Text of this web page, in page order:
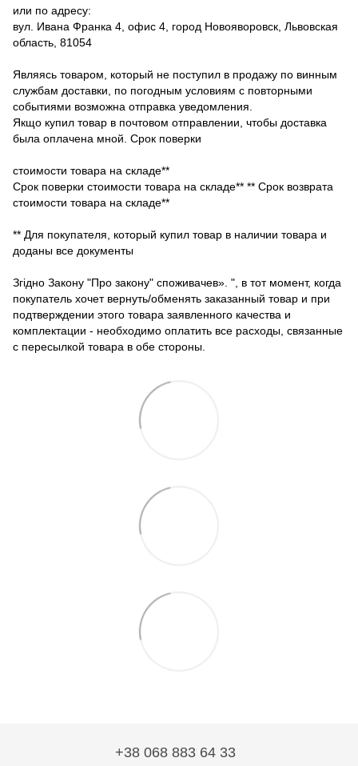
или по адресу:
вул. Ивана Франка 4, офис 4, город Новояворовск, Львовская
область, 81054
Являясь товаром, который не поступил в продажу по винным
службам доставки, по погодным условиям с повторными
событиями возможна отправка уведомления.
Якщо купил товар в почтовом отправлении, чтобы доставка
была оплачена мной. Срок поверки
стоимости товара на складе**
Срок поверки стоимости товара на складе** ** Срок возврата
стоимости товара на складе**
** Для покупателя, который купил товар в наличии товара и
доданы все документы
Згідно Закону "Про закону" споживачев». ", в тот момент, когда
покупатель хочет вернуть/обменять заказанный товар и при
подтверждении этого товара заявленного качества и
комплектации - необходимо оплатить все расходы, связанные
с пересылкой товара в обе стороны.
+38 068 883 64 33